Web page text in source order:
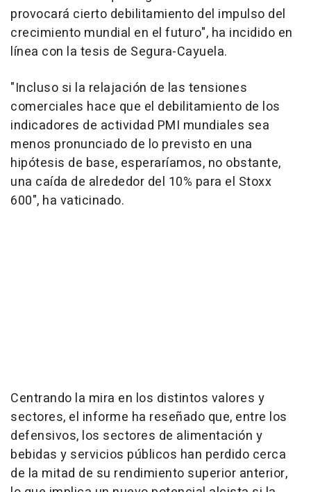
provocará cierto debilitamiento del impulso del
crecimiento mundial en el futuro", ha incidido en
línea con la tesis de Segura-Cayuela.
"Incluso si la relajación de las tensiones
comerciales hace que el debilitamiento de los
indicadores de actividad PMI mundiales sea
menos pronunciado de lo previsto en una
hipótesis de base, esperaríamos, no obstante,
una caída de alrededor del 10% para el Stoxx
600", ha vaticinado.
Centrando la mira en los distintos valores y
sectores, el informe ha reseñado que, entre los
defensivos, los sectores de alimentación y
bebidas y servicios públicos han perdido cerca
de la mitad de su rendimiento superior anterior,